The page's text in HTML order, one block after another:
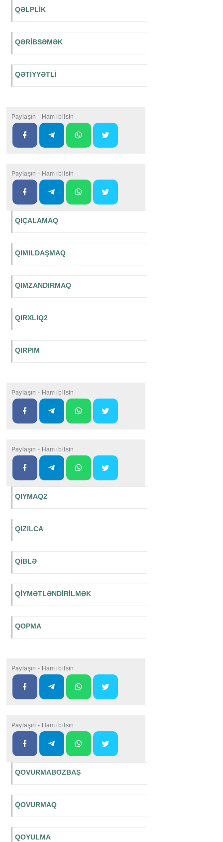
QƏLPLİK
QƏRİBSƏMƏK
QƏTİYYƏTLİ
Paylaşın - Hamı bilsin
Paylaşın - Hamı bilsin
QIÇALAMAQ
QIMILDAŞMAQ
QIMZANDIRMAQ
QIRXLIQ2
QIRPIM
Paylaşın - Hamı bilsin
Paylaşın - Hamı bilsin
QIYMAQ2
QIZILCA
QİBLƏ
QİYMƏTLƏNDİRİLMƏK
QOPMA
Paylaşın - Hamı bilsin
Paylaşın - Hamı bilsin
QOVURMABOZBAŞ
QOVURMAQ
QOYULMA